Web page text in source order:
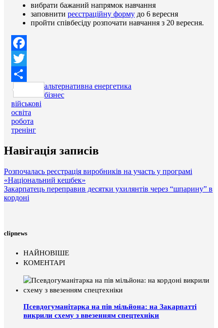
вибрати бажаний напрямок навчання
заповнити реєстраційну форму до 6 вересня
пройти співбесіду розпочати навчання з 20 вересня.
Facebook
Twitter
Поділитися
альтернативна енергетика
бізнес
військові
освіта
робота
тренінг
Навігація записів
Розпочалась реєстрація виробників на участь у програмі
«Національний кешбек»
Закарпатець переправив десятки ухилянтів через “шпарину” в
кордоні
clipnews
НАЙНОВІШЕ
КОМЕНТАРІ
Псевдогуманітарка на пів мільйона: на Закарпатті
викрили схему з ввезенням спецтехніки